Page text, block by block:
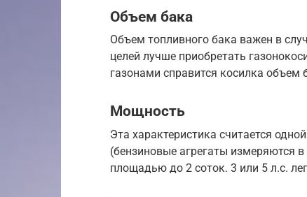
Объем бака
Объем топливного бака важен в
целей лучше приобретать
газонами справится косилка
Мощность
Эта характеристика считается
(бензиновые агрегаты измеряются
площадью до 2 соток. 3 или 5 л.с.